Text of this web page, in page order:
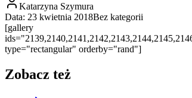
Katarzyna Szymura
Data: 23 kwietnia 2018Bez kategorii
[gallery
type="rectangular" orderby="rand"]
Zobacz też